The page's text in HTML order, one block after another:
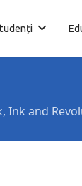
Ink and